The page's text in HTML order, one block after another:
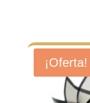
¡Oferta!